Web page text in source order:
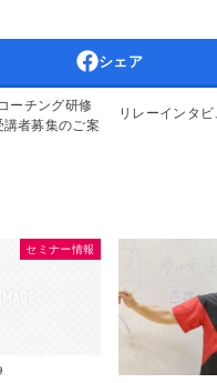
シェア
ーチング研修
者募集のご案
リレーインタ
セミナー情報